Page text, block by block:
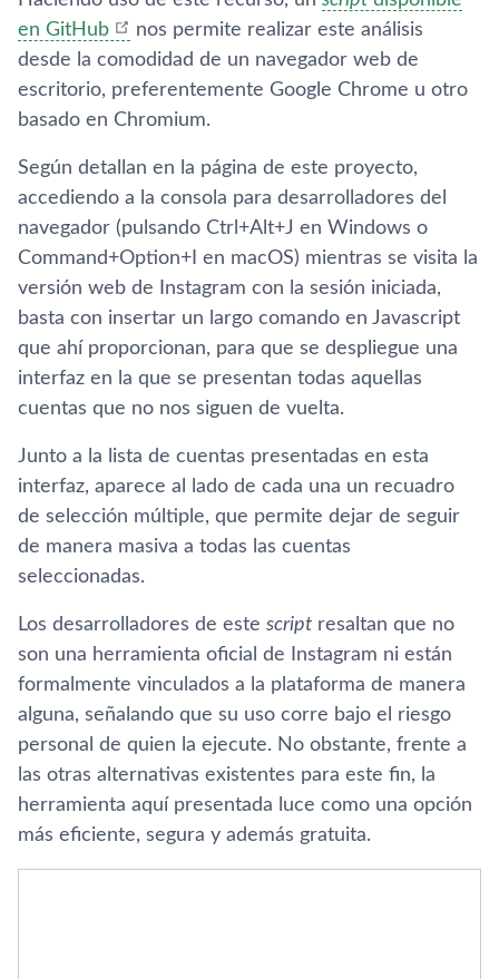
en GitHub
nos permite realizar este análisis
desde la comodidad de un navegador web de
escritorio, preferentemente Google Chrome u otro
basado en Chromium.
Según detallan en la página de este proyecto,
accediendo a la consola para desarrolladores del
navegador (pulsando Ctrl+Alt+J en Windows o
Command+Option+I en macOS) mientras se visita la
versión web de Instagram con la sesión iniciada,
basta con insertar un largo comando en Javascript
que ahí proporcionan, para que se despliegue una
interfaz en la que se presentan todas aquellas
cuentas que no nos siguen de vuelta.
Junto a la lista de cuentas presentadas en esta
interfaz, aparece al lado de cada una un recuadro
de selección múltiple, que permite dejar de seguir
de manera masiva a todas las cuentas
seleccionadas.
Los desarrolladores de este script resaltan que no
son una herramienta oficial de Instagram ni están
formalmente vinculados a la plataforma de manera
alguna, señalando que su uso corre bajo el riesgo
personal de quien la ejecute. No obstante, frente a
las otras alternativas existentes para este fin, la
herramienta aquí presentada luce como una opción
más eficiente, segura y además gratuita.